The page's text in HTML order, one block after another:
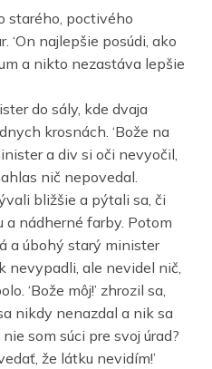
starého, poctivého
‘On najlepšie posúdi, ako
a nikto nezastáva lepšie
do sály, kde dvaja
krosnách. ‘Bože na
a div si oči nevyočil,
nič nepovedal.
bližšie a pýtali sa, či
a nádherné farby. Potom
a úbohý starý minister
nevypadli, ale nevidel nič,
‘Bože môj!’ zhrozil sa,
nikdy nenazdal a nik sa
som súci pre svoj úrad?
že látku nevidím!’